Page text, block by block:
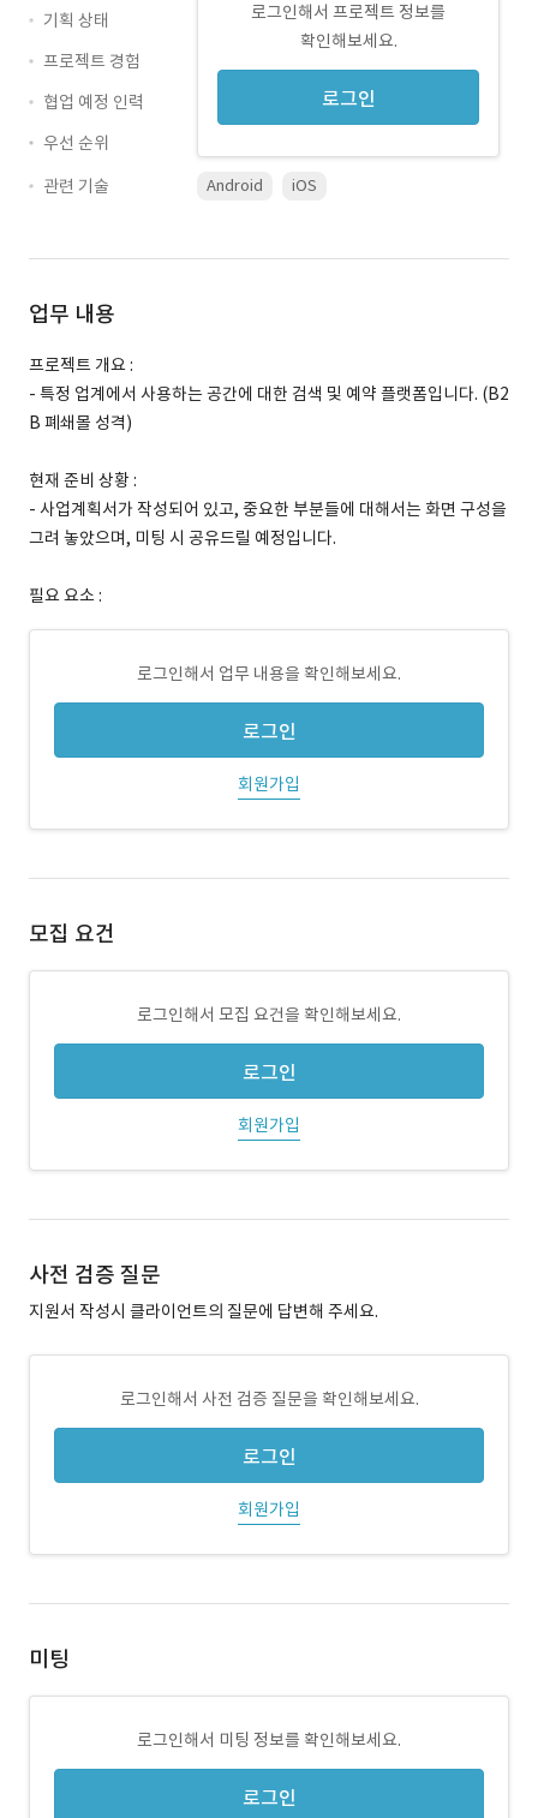
로그인해서 프로젝트 정보를
확인해보세요.
로그인
기획 상태
프로젝트 경험
협업 예정 인력
우선 순위
관련 기술
Android iOS
업무 내용
프로젝트 개요 :
- 특정 업계에서 사용하는 공간에 대한 검색 및 예약 플랫폼입니다. (B2
B 폐쇄몰 성격)
현재 준비 상황 :
- 사업계획서가 작성되어 있고, 중요한 부분들에 대해서는 화면 구성을
그려 놓았으며, 미팅 시 공유드릴 예정입니다.
필요 요소 :
로그인해서 업무 내용을 확인해보세요.
로그인
회원가입
모집 요건
로그인해서 모집 요건을 확인해보세요.
로그인
회원가입
사전 검증 질문
지원서 작성시 클라이언트의 질문에 답변해 주세요.
로그인해서 사전 검증 질문을 확인해보세요.
로그인
회원가입
미팅
로그인해서 미팅 정보를 확인해보세요.
로그인